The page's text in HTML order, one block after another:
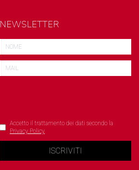
NEWSLETTER
Accetto il trattamento dei dati secondo la
Privacy Policy
ISCRIVITI